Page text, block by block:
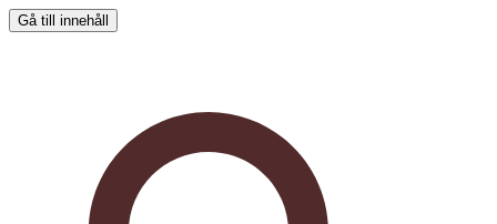
Gå till innehåll